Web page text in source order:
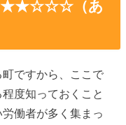
★★☆☆☆（あ
ですから、ここで
度知っておくこと
働者が多く集まっ